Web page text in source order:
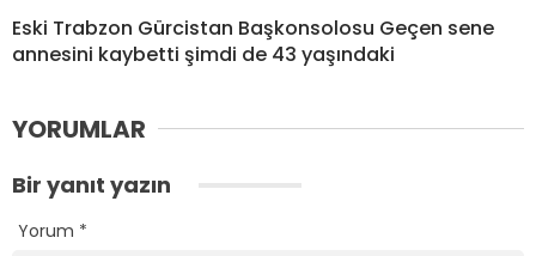
Eski Trabzon Gürcistan Başkonsolosu Geçen sene
annesini kaybetti şimdi de 43 yaşındaki
YORUMLAR
Bir yanıt yazın
Yorum *